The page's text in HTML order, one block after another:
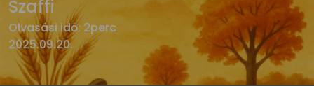
Szaffi
Olvasási idő: 2perc
2025.09.20.